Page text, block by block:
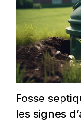
Fosse
les signes